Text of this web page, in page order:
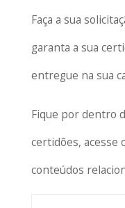
Faça a sua
garanta a sua
entregue na sua
Fique por dentro
certidões, acesse
conteúdos